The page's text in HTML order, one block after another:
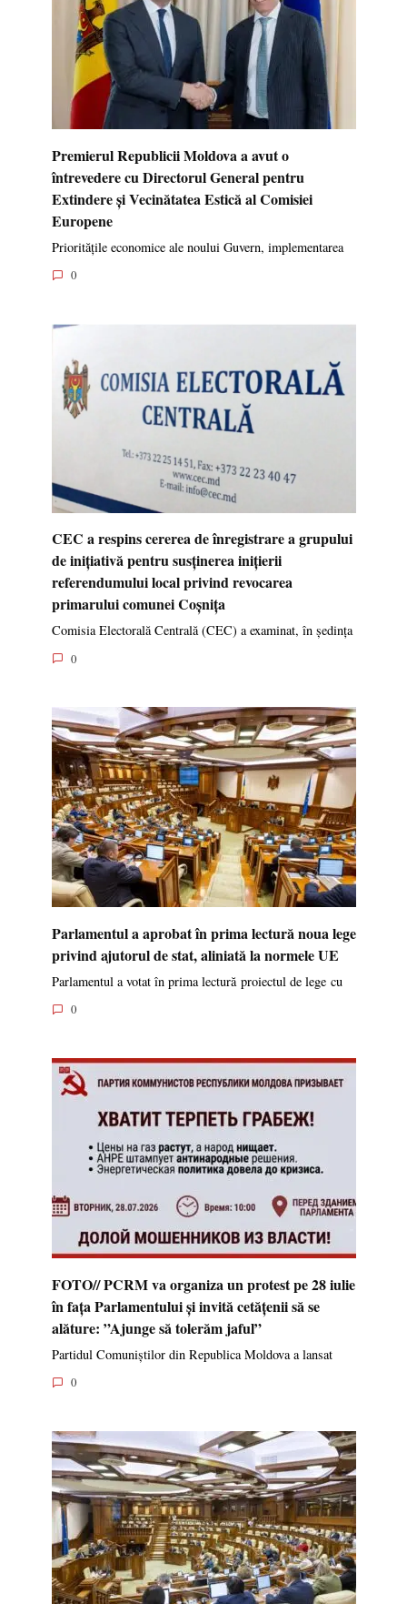
Premierul Republicii Moldova a avut o
întrevedere cu Directorul General pentru
Extindere și Vecinătatea Estică al Comisiei
Europene
Prioritățile economice ale noului Guvern, implementarea
0
CEC a respins cererea de înregistrare a grupului
de inițiativă pentru susținerea inițierii
referendumului local privind revocarea
primarului comunei Coșnița
Comisia Electorală Centrală (CEC) a examinat, în ședința
0
Parlamentul a aprobat în prima lectură noua lege
privind ajutorul de stat, aliniată la normele UE
Parlamentul a votat în prima lectură proiectul de lege cu
0
FOTO// PCRM va organiza un protest pe 28 iulie
în fața Parlamentului și invită cetățenii să se
alăture: ”Ajunge să tolerăm jaful”
Partidul Comuniștilor din Republica Moldova a lansat
0